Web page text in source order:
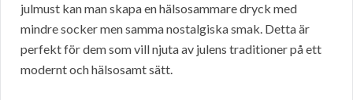
julmust kan man skapa en hälsosammare dryck med
mindre socker men samma nostalgiska smak. Detta är
perfekt för dem som vill njuta av julens traditioner på ett
modernt och hälsosamt sätt.